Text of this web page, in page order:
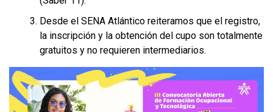
Desde el SENA Atlántico reiteramos que el registro,
la inscripción y la obtención del cupo son totalmente
gratuitos y no requieren intermediarios.